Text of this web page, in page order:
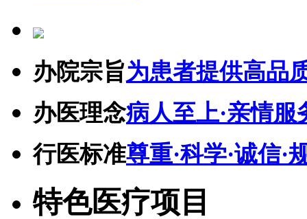
办院宗旨为患者提供高品
办医理念病人至上·亲情服
行医标准尊重·科学·诚信·
特色医疗项目